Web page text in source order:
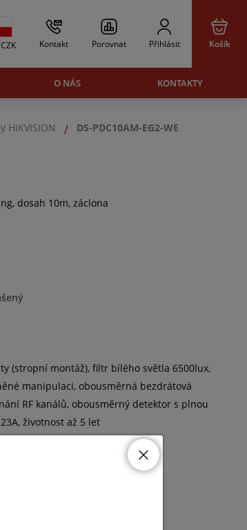
CZK Kontakt Porovnat Přihlásit Košík
O NÁS KONTAKTY
HIKVISION DS-PDC10AM-EG2-WE
dosah 10m, záclona
(stropní montáž), filtr bílého světla 6500lux,
manipulaci, obousměrná bezdrátová
RF kanálů, obousměrný detektor s plnou
životnost až 5 let